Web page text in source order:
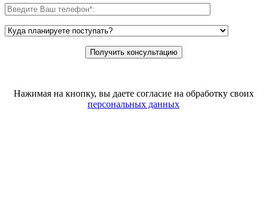
Нажимая на кнопку, вы даете согласие на обработку своих
персональных данных